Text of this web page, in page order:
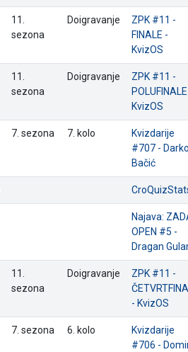
11.
sezona
Doigravanje
ZPK #11 -
FINALE -
KvizOS
11.
sezona
Doigravanje
ZPK #11 -
KvizOS
7. sezona 7. kolo
Kvizdarije
#707 -
Bačić
Najava:
OPEN #5 -
Dragan
11.
sezona
Doigravanje
ZPK #11 -
- KvizOS
7. sezona 6. kolo
Kvizdarije
#706 -